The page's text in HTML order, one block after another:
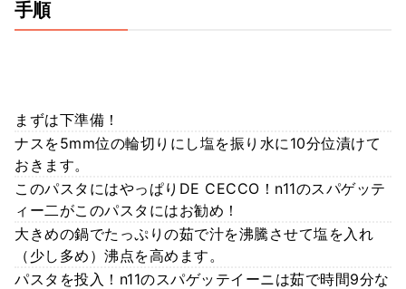
手順
まずは下準備！
ナスを5mm位の輪切りにし塩を振り水に10分位漬けて
おきます。
このパスタにはやっぱりDE CECCO！n11のスパゲッテ
ィー二がこのパスタにはお勧め！
大きめの鍋でたっぷりの茹で汁を沸騰させて塩を入れ
（少し多め）沸点を高めます。
パスタを投入！n11のスパゲッテイーニは茹で時間9分な